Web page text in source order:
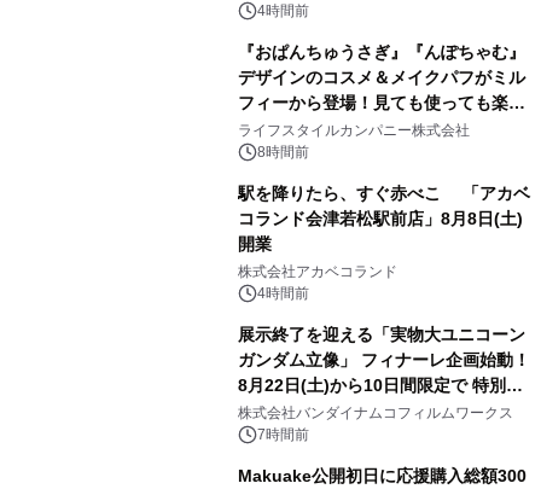
4時間前
『おぱんちゅうさぎ』『んぽちゃむ』
デザインのコスメ＆メイクパフがミル
フィーから登場！見ても使っても楽し
い、ポップでキュートなコレクショ
ン。
ライフスタイルカンパニー株式会社
8時間前
駅を降りたら、すぐ赤べこ 「アカベ
コランド会津若松駅前店」8月8日(土)
開業
株式会社アカベコランド
4時間前
展示終了を迎える「実物大ユニコーン
ガンダム立像」 フィナーレ企画始動！
8月22日(土)から10日間限定で 特別映
像『UNICORN GUNDAM Statue ―
BEYOND POSSIBILITY ―』を上映！
株式会社バンダイナムコフィルムワークス
7時間前
Makuake公開初日に応援購入総額300